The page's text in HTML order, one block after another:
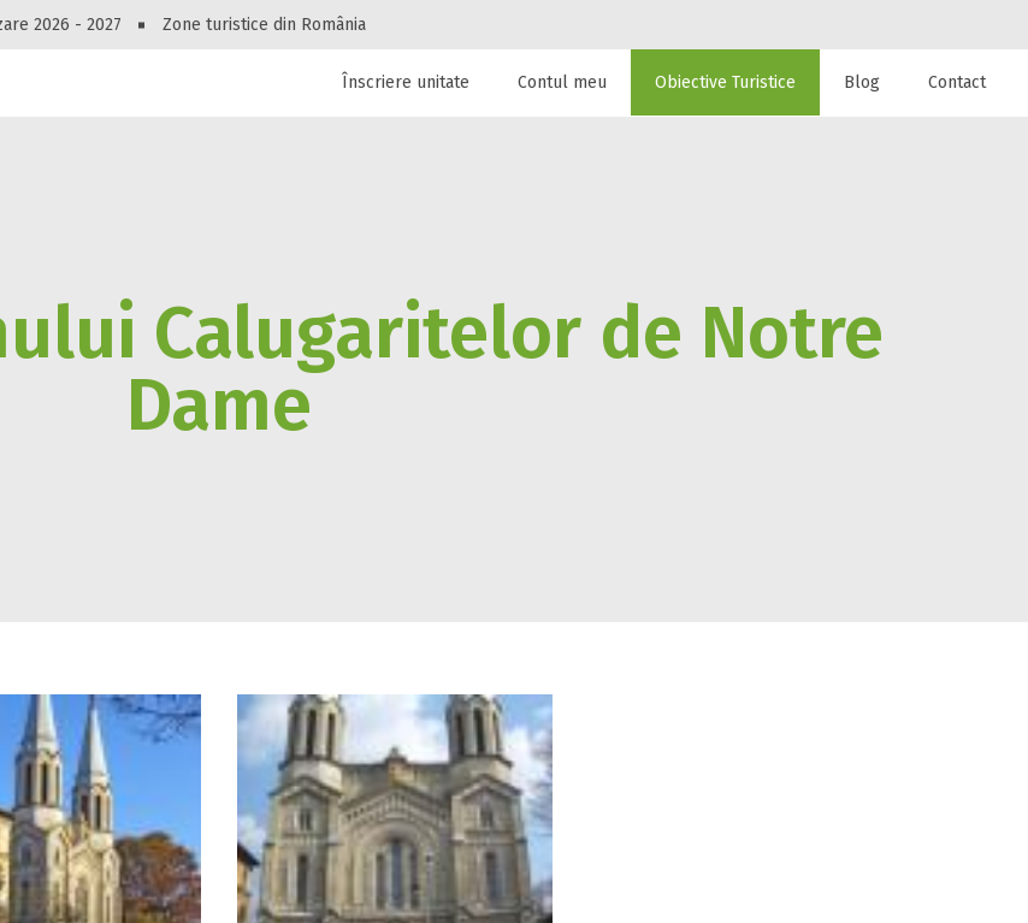
2026 - 2027 Zone turistice din România
10549 oferte de cazare!
pensiuni, vile, apartamente sau alte unitați de cazare la
Înscriere unitate Contul meu Obiective Turistice Blog Contact
Calugaritelor de Notre
Dame